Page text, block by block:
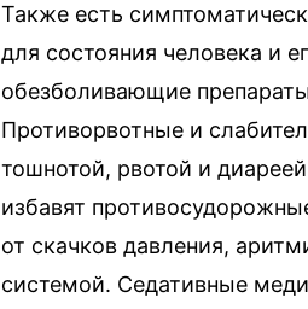
Также есть
для состояния человека и
обезболивающие
Противорвотные и
тошнотой, рвотой и
избавят
от скачков давления,
системой. Седативные